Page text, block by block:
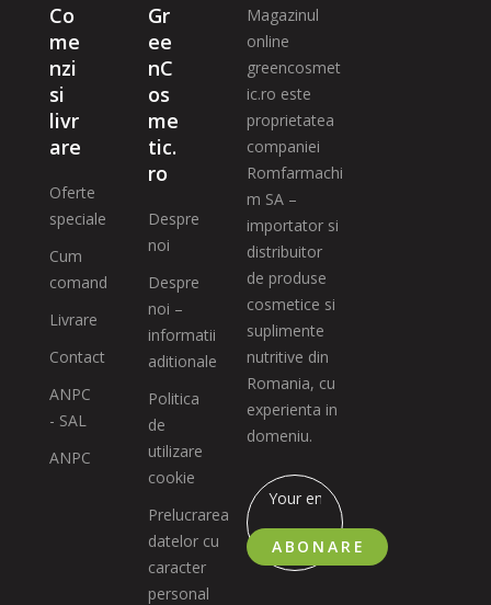
Co
me
nzi
si
livr
are
Oferte
speciale
Cum
comand
Livrare
Contact
ANPC
- SAL
ANPC
Gr
ee
nC
os
me
tic.
ro
Despre
noi
Despre
noi –
informatii
aditionale
Politica
de
utilizare
cookie
Prelucrarea
datelor cu
caracter
personal
Magazinul
online
greencosmet
ic.ro este
proprietatea
companiei
Romfarmachi
m SA –
importator si
distribuitor
de produse
cosmetice si
suplimente
nutritive din
Romania, cu
experienta in
domeniu.
ABONARE